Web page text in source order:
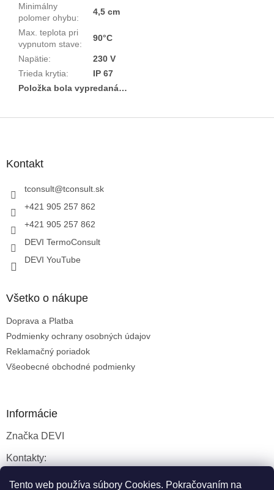
Tento web používa súbory Cookies. Pokračovaním na
Minimálny
polomer ohybu:
4,5 cm
Max. teplota pri
vypnutom stave:
90°C
Napätie:
230 V
Trieda krytia:
IP 67
Položka bola vypredaná…
Kontakt
tconsult@tconsult.sk
+421 905 257 862
+421 905 257 862
DEVI TermoConsult
DEVI YouTube
Všetko o nákupe
Doprava a Platba
Podmienky ochrany osobných údajov
Reklamačný poriadok
Všeobecné obchodné podmienky
Informácie
Značka DEVI
Kontakty:
Servisné služby